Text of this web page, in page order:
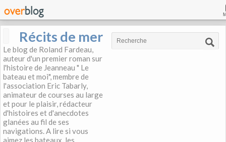
Récits de mer
Le blog de Roland Fardeau,
auteur d'un premier roman sur
l'histoire de Jeanneau " Le
bateau et moi", membre de
l'association Eric Tabarly,
animateur de courses au large
et pour le plaisir, rédacteur
d'histoires et d'anecdotes
glanées au fil de ses
navigations. A lire si vous
aimez les bateaux, les